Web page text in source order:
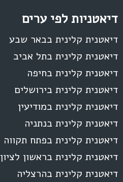
דיאטניות לפי ערים
דיאטנית קלינית בבאר שבע
דיאטנית קלינית בתל אביב
דיאטנית קלינית בחיפה
דיאטנית קלינית בירושלים
דיאטנית קלינית במודיעין
דיאטנית קלינית בנתניה
דיאטנית קלינית בפתח תקווה
דיאטנית קלינית בראשון לציון
דיאטנית קלינית בהרצליה